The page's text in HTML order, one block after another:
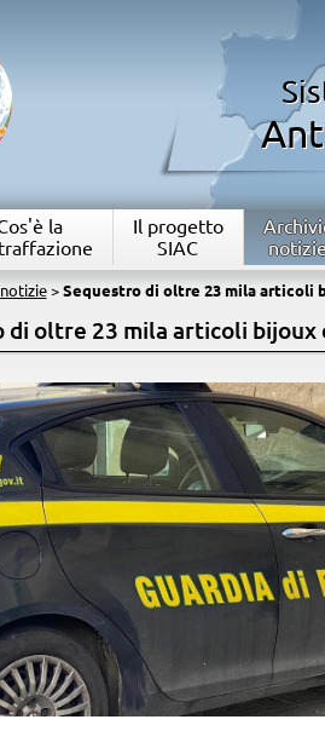
la
Il progetto
SIAC
> Sequestro di oltre 23 mila articoli
di oltre 23 mila articoli bijoux